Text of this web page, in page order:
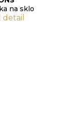
na sklo
detail